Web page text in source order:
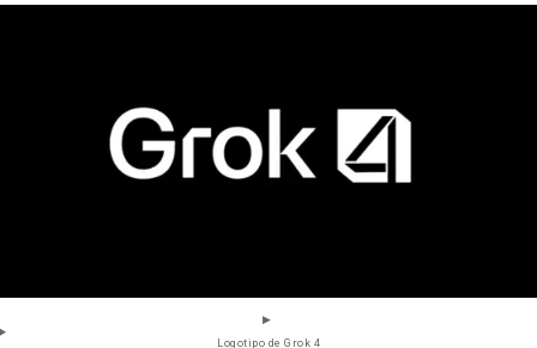
Logotipo de Grok 4